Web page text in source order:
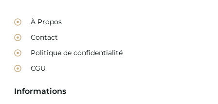
À Propos
Contact
Politique de confidentialité
CGU
Informations